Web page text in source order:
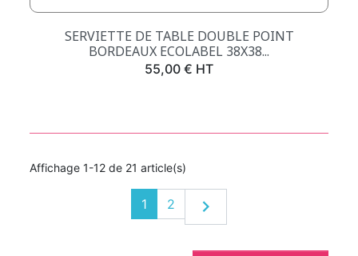
SERVIETTE DE TABLE DOUBLE POINT
BORDEAUX ECOLABEL 38X38...
Prix
55,00 € HT
Affichage 1-12 de 21 article(s)
1 2 Suivant
